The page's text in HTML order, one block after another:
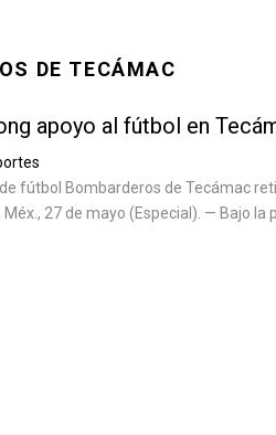
DE TECÁMAC
apoyo al fútbol en
fútbol Bombarderos de Tecámac
27 de mayo (Especial). — Bajo